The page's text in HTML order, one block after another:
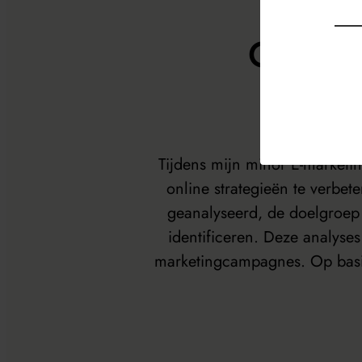
Tijdens mijn minor E-
online strategieën te
geanalyseerd, de
identificeren. Deze
marketingcampagnes. Op